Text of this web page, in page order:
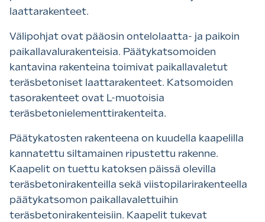
laattarakenteet.
Välipohjat ovat pääosin ontelolaatta- ja paikoin
paikallavalurakenteisia. Päätykatsomoiden
kantavina rakenteina toimivat paikallavaletut
teräsbetoniset laattarakenteet. Katsomoiden
tasorakenteet ovat L-muotoisia
teräsbetonielementtirakenteita.
Päätykatosten rakenteena on kuudella kaapelilla
kannatettu siltamainen ripustettu rakenne.
Kaapelit on tuettu katoksen päissä olevilla
teräsbetonirakenteilla sekä viistopilarirakenteella
päätykatsomon paikallavalettuihin
teräsbetonirakenteisiin. Kaapelit tukevat